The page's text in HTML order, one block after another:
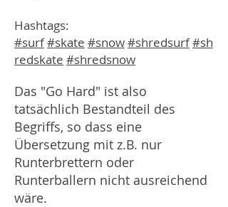
Hashtags:
#surf#skate #snow#shredsurf#sh
redskate #shredsnow
Das "Go Hard" ist also
tatsächlich Bestandteil des
Begriffs, so dass eine
Übersetzung mit z.B. nur
Runterbrettern oder
Runterballern nicht ausreichend
wäre.